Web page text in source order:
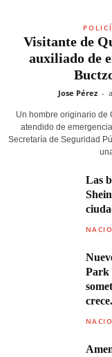
Visitante de
auxiliado de
Jose Pérez -
Un hombre originario de
atendido de
Secretaría de Seguridad
Las
Park